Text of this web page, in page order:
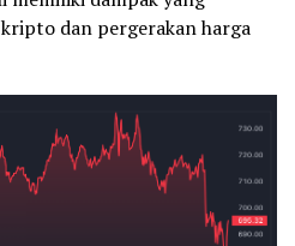
dan pergerakan harga